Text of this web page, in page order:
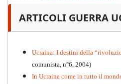
PDF n.12, 2026
ARTICOLI GUERRA
Ucraina: I destini della
comunista, n°6, 2004)
In Ucraina come in tutto il